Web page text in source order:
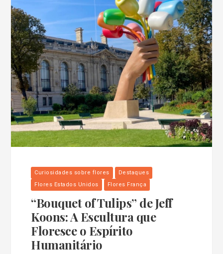
Curiosidades sobre flores
Destaques
Flores Estados Unidos
Flores França
“Bouquet of Tulips” de Jeff
Koons: A Escultura que
Floresce o Espírito
Humanitário